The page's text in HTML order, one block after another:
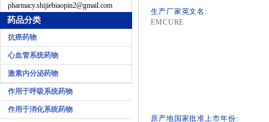
pharmacy.shijiebiaopin2@gmail.com
药品分类
抗癌药物
心血管系统药物
激素内分泌药物
作用于呼吸系统药物
作用于消化系统药物
生产厂家英文名:
EMCURE
原产地国家批准上市年份: